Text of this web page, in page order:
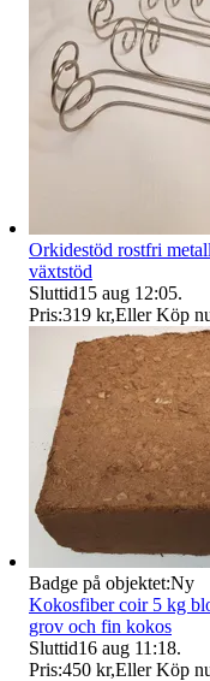
Orkidestöd rostfri
växtstöd
Sluttid15 aug 12:05.
Pris:319 kr,Eller Köp
Badge på objektet:Ny
Kokosfiber coir 5 kg
grov och fin kokos
Sluttid16 aug 11:18.
Pris:450 kr,Eller Köp